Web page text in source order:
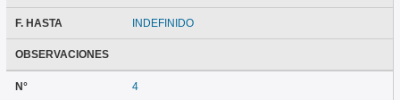
F. HASTA INDEFINIDO
OBSERVACIONES
N° 4